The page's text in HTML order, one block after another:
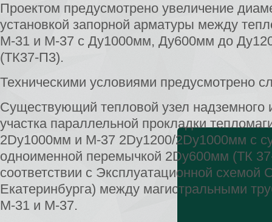
Проектом предусмотрено увеличение
установкой запорной арматуры между
М-31 и М-37 с Ду1000мм, Ду600мм до
(ТК37-П3).
Техническими условиями предусмотрено
Существующий тепловой узел надземного
участка параллельной прокладки
2Dу1000мм и М-37 2Dу1200/2Dу1000мм с
одноименной перемычкой 2Dу600мм (ТК
соответствии с Эксплуатационной схемой
Екатеринбурга) между магистральными
М-31 и М-37.